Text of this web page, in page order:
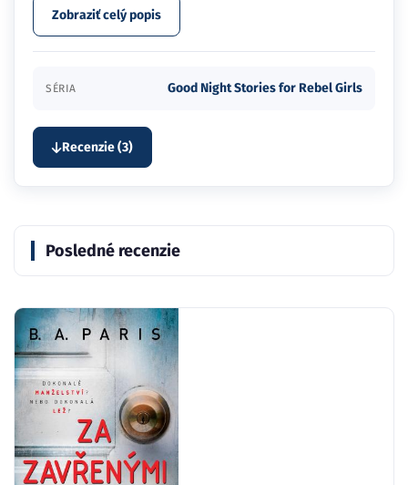
Zobraziť celý popis
SÉRIA Good Night Stories for Rebel Girls
Recenzie (3)
Posledné recenzie